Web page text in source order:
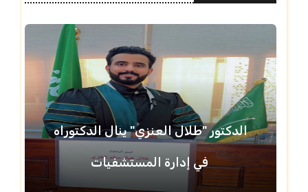
الدكتور "طلال العنزي" ينال الدكتوراه
في إدارة المستشفيات